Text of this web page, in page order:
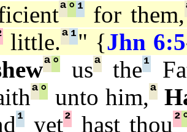
ª° ¹for them,
little.ª¹" {Jhn 6:5
ª° usªthe¹
ª° unto him,ª
¹yet² hast thou²